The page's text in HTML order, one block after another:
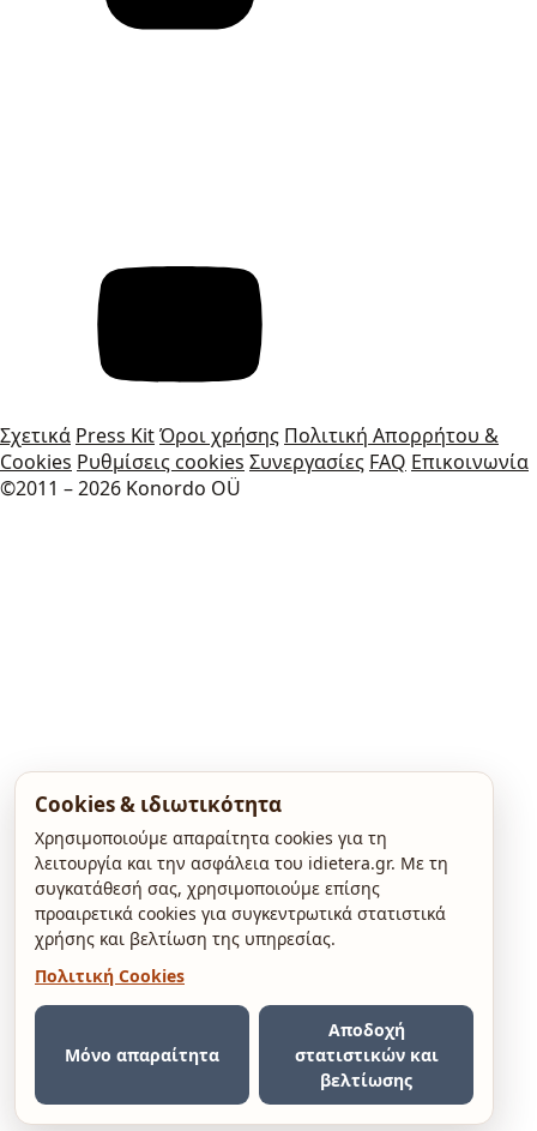
Σχετικά Press KitΌροι χρήσης Πολιτική Απορρήτου &
Cookies Ρυθμίσεις cookies Συνεργασίες FAQ Επικοινωνία
©2011 – 2026 Konordo OÜ
Cookies & ιδιωτικότητα
Χρησιμοποιούμε απαραίτητα cookies για τη
λειτουργία και την ασφάλεια του idietera.gr. Με τη
συγκατάθεσή σας, χρησιμοποιούμε επίσης
προαιρετικά cookies για συγκεντρωτικά στατιστικά
χρήσης και βελτίωση της υπηρεσίας.
Πολιτική Cookies
Μόνο απαραίτητα
Αποδοχή
στατιστικών και
βελτίωσης